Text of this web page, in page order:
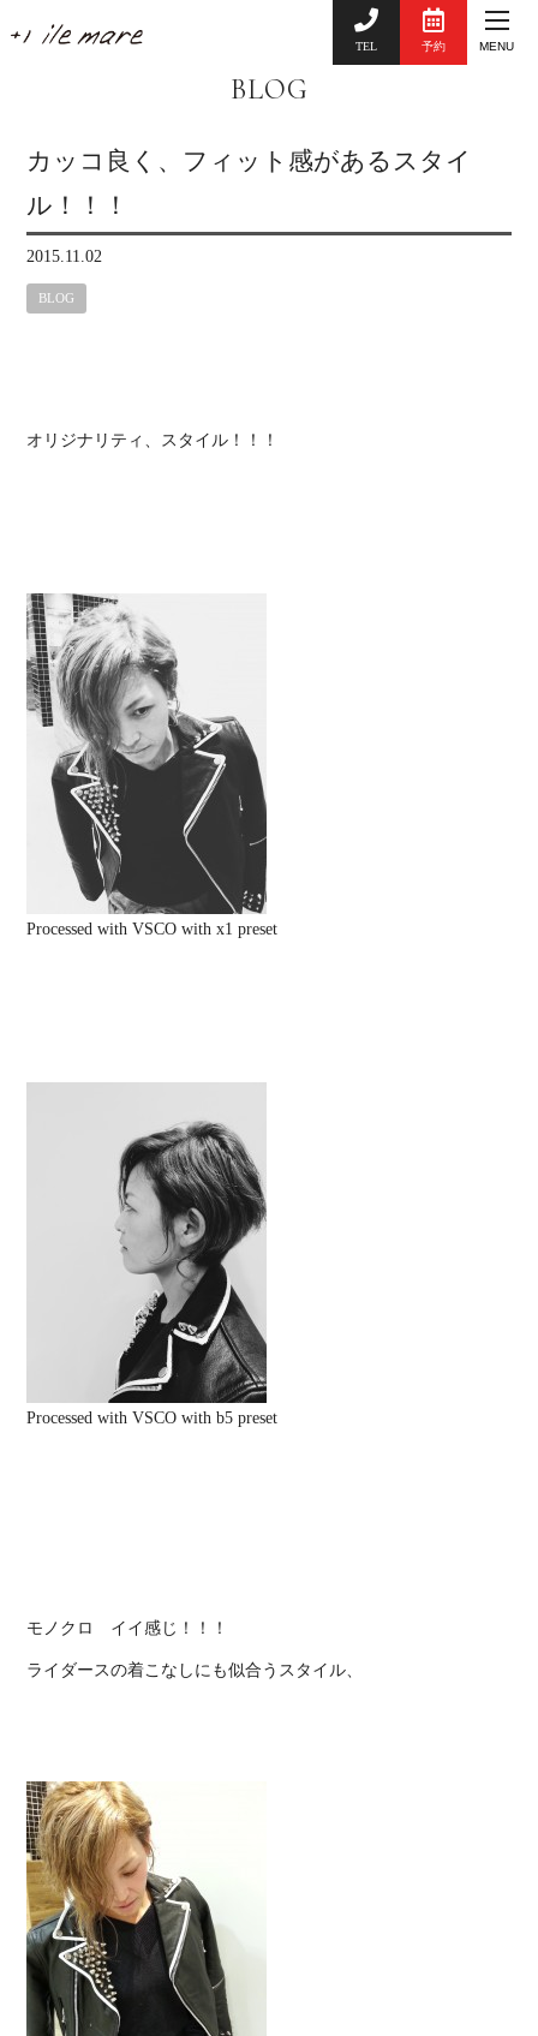
TEL 予約 MENU
BLOG
カッコ良く、フィット感があるスタイ
ル！！！
2015.11.02
BLOG
オリジナリティ、スタイル！！！
Processed with VSCO with x1 preset
Processed with VSCO with b5 preset
モノクロ イイ感じ！！！
ライダースの着こなしにも似合うスタイル、